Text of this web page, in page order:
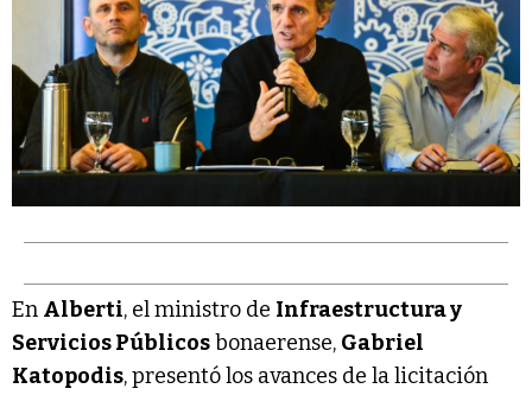
En Alberti, el ministro de Infraestructura y
Servicios Públicosbonaerense, Gabriel
Katopodis, presentó los avances de la licitación